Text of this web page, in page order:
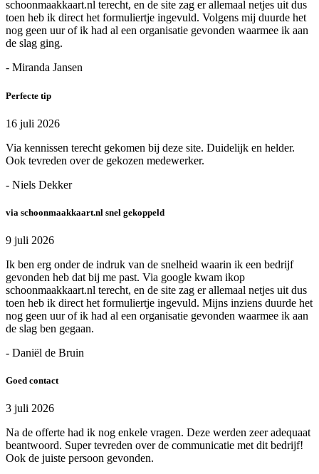
schoonmaakkaart.nl terecht, en de site zag er allemaal netjes uit dus
toen heb ik direct het formuliertje ingevuld. Volgens mij duurde het
nog geen uur of ik had al een organisatie gevonden waarmee ik aan
de slag ging.
- Miranda Jansen
Perfecte tip
16 juli 2026
Via kennissen terecht gekomen bij deze site. Duidelijk en helder.
Ook tevreden over de gekozen medewerker.
- Niels Dekker
via schoonmaakkaart.nl snel gekoppeld
9 juli 2026
Ik ben erg onder de indruk van de snelheid waarin ik een bedrijf
gevonden heb dat bij me past. Via google kwam ikop
schoonmaakkaart.nl terecht, en de site zag er allemaal netjes uit dus
toen heb ik direct het formuliertje ingevuld. Mijns inziens duurde het
nog geen uur of ik had al een organisatie gevonden waarmee ik aan
de slag ben gegaan.
- Daniël de Bruin
Goed contact
3 juli 2026
Na de offerte had ik nog enkele vragen. Deze werden zeer adequaat
beantwoord. Super tevreden over de communicatie met dit bedrijf!
Ook de juiste persoon gevonden.